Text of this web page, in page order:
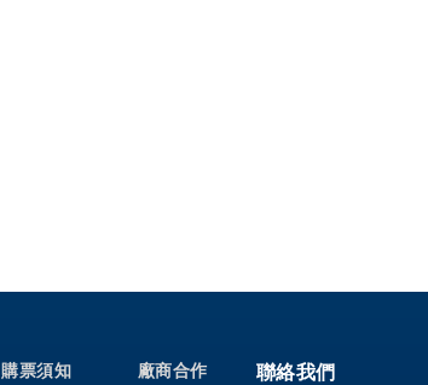
聯絡我們
廠商合作
購票須知